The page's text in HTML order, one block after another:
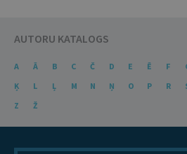
AUTORU KATALOGS
A Ā B C Č D E Ē F
Ķ
L Ļ M N Ņ O P R
Z
Ž